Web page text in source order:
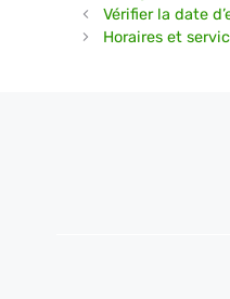
Vérifier la date
Horaires et